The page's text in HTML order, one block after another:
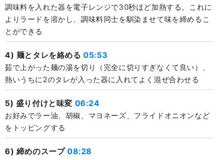
調味料を入れた器を電子レンジで30秒ほど加熱する。これに
よりラードを溶かし、調味料同士を馴染ませて味を締めるこ
とができる
4) 麺とタレを絡める05:53
茹で上がった麺の湯を切り（完全に切りすぎなくて良い）、
熱いうちに2のタレが入った器に入れてよく混ぜ合わせる
5) 盛り付けと味変 06:24
お好みでラー油、胡椒、マヨネーズ、フライドオニオンなど
をトッピングする
6) 締めのスープ 08:28